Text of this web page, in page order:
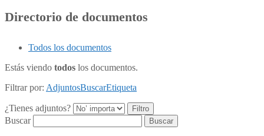
Directorio de documentos
Todos los documentos
Estás viendo todos los documentos.
Filtrar por: AdjuntosBuscarEtiqueta
¿Tienes adjuntos?
Buscar